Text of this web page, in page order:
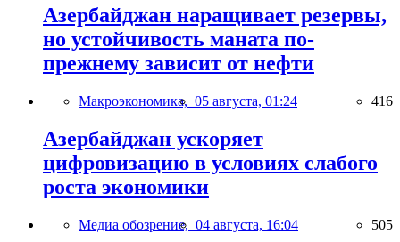
Азербайджан наращивает резервы,
но устойчивость маната по-
прежнему зависит от нефти
Макроэкономика, 05 августа, 01:24 416
Азербайджан ускоряет
цифровизацию в условиях слабого
роста экономики
Медиа обозрение, 04 августа, 16:04 505